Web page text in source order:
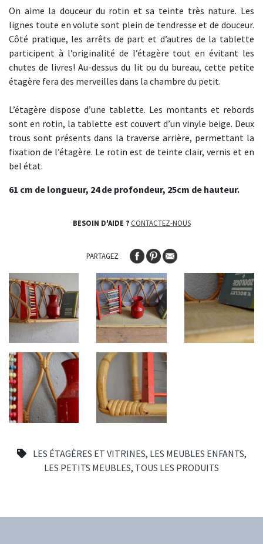
LES ÉTAGÈRES ET VITRINES, LES MEUBLES ENFANTS,
LES PETITS MEUBLES, TOUS LES PRODUITS
On aime la douceur du rotin et sa teinte très nature. Les
lignes toute en volute sont plein de tendresse et de douceur.
Côté pratique, les arrêts de part et d’autres de la tablette
participent à l’originalité de l’étagère tout en évitant les
chutes de livres! Au-dessus du lit ou du bureau, cette petite
étagère fera des merveilles dans la chambre du petit.
L’étagère dispose d’une tablette. Les montants et rebords
sont en rotin, la tablette est couvert d’un vinyle beige. Deux
trous sont présents dans la traverse arrière, permettant la
fixation de l’étagère. Le rotin est de teinte clair, vernis et en
bel état.
61 cm de longueur, 24 de profondeur, 25cm de hauteur.
BESOIN D'AIDE ? CONTACTEZ-NOUS
PARTAGEZ